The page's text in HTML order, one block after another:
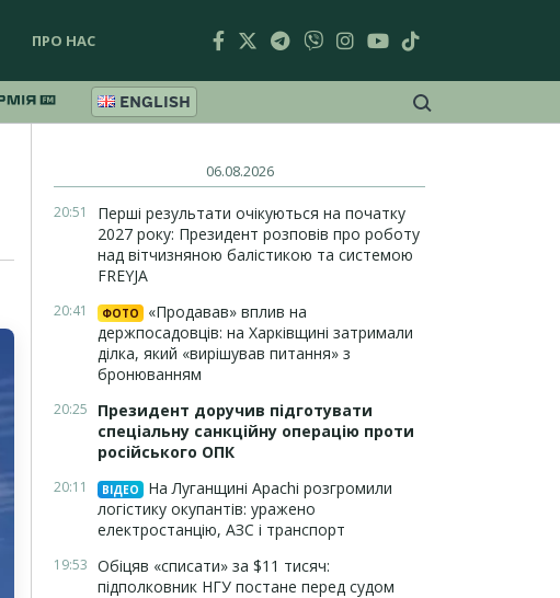
ПРО НАС
ENGLISH
06.08.2026
20:51
Перші результати очікуються на початку
2027 року: Президент розповів про роботу
над вітчизняною балістикою та системою
FREYJA
20:41 ФОТО
«Продавав» вплив на
держпосадовців: на Харківщині затримали
ділка, який «вирішував питання» з
бронюванням
20:25
Президент доручив підготувати
спеціальну санкційну операцію проти
російського ОПК
20:11 ВІДЕО
На Луганщині Apachi розгромили
логістику окупантів: уражено
електростанцію, АЗС і транспорт
19:53 Обіцяв «списати» за $11 тисяч:
підполковник НГУ постане перед судом